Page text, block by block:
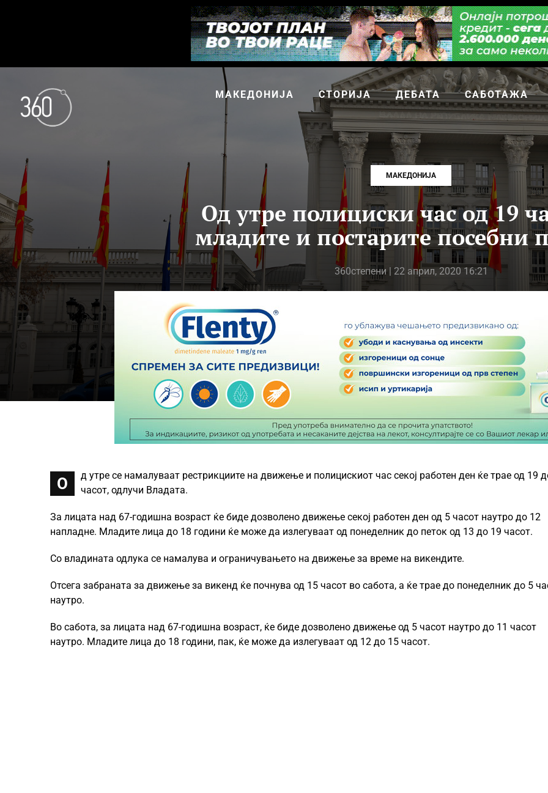
МАКЕДОНИЈА СТОРИЈА ДЕБАТА САБОТАЖА
МАКЕДОНИЈА
Од утре полициски час од 19
младите и постарите посебни
360степени| 22 април, 2020 16:21
О
д утре се намалуваат рестрикциите на движење и полицискиот час секој работен ден ќе трае од 19
часот, одлучи Владата.
За лицата над 67-годишна возраст ќе биде дозволено движење секој работен ден од 5 часот наутро до 12
напладне. Младите лица до 18 години ќе може да излегуваат од понеделник до петок од 13 до 19 часот.
Со владината одлука се намалува и ограничувањето на движење за време на викендите.
Отсега забраната за движење за викенд ќе почнува од 15 часот во сабота, а ќе трае до понеделник до 5
наутро.
Во сабота, за лицата над 67-годишна возраст, ќе биде дозволено движење од 5 часот наутро до 11 часот
наутро. Младите лица до 18 години, пак, ќе може да излегуваат од 12 до 15 часот.